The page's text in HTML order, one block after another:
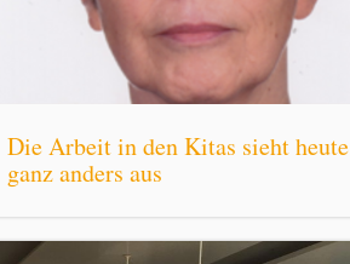
Die Arbeit in den Kitas sieht heute
ganz anders aus